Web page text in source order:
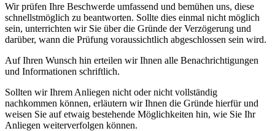
Wir prüfen Ihre Beschwerde umfassend und bemühen uns, diese
schnellstmöglich zu beantworten. Sollte dies einmal nicht möglich
sein, unterrichten wir Sie über die Gründe der Verzögerung und
darüber, wann die Prüfung voraussichtlich abgeschlossen sein wird.
Auf Ihren Wunsch hin erteilen wir Ihnen alle Benachrichtigungen
und Informationen schriftlich.
Sollten wir Ihrem Anliegen nicht oder nicht vollständig
nachkommen können, erläutern wir Ihnen die Gründe hierfür und
weisen Sie auf etwaig bestehende Möglichkeiten hin, wie Sie Ihr
Anliegen weiterverfolgen können.